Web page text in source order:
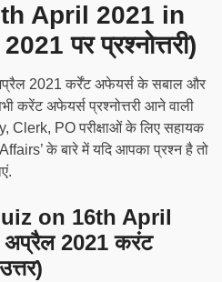
April 2021 in
पर प्रश्नोत्तरी)
2021 कर्रेंट अफेयर्स के सबाल और
करेंट अफेयर्स प्रश्नोत्तरी आने वाली
PO परीक्षाओं के लिए सहायक
के बारे में यदि आपका प्रश्न है तो
on 16th April
2021 करंट